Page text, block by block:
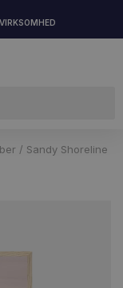
/ Sandy Shoreline